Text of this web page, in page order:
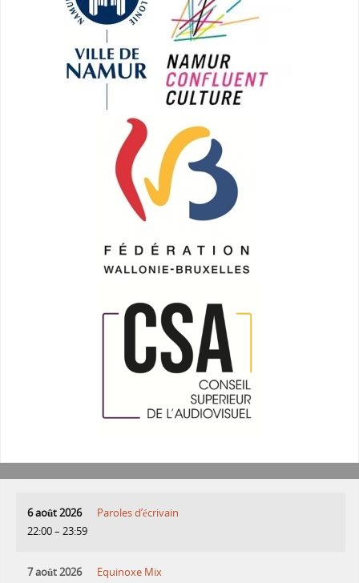
6 août 2026
22:00– 23:59
Paroles d’écrivain
7 août 2026
Equinoxe Mix